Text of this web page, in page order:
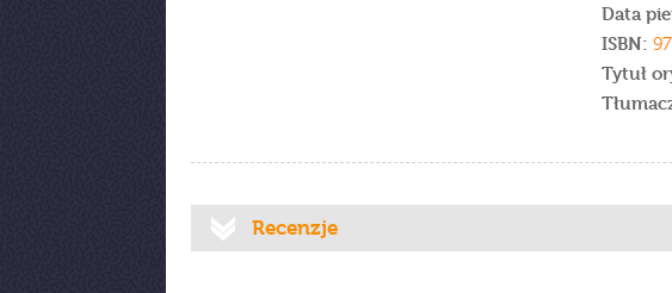
Data
ISBN:
Tytuł
Recenzje